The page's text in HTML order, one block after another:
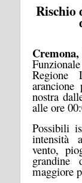
Rischio
Regione
nostra
alle ore
Possibili
intensità
vento,
grandine
maggiore